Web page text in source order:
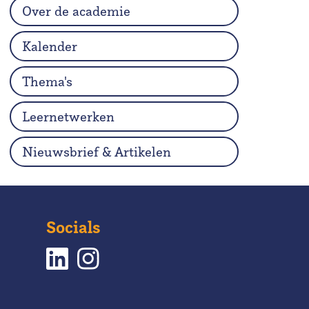
Over de academie
Kalender
Thema's
Leernetwerken
Nieuwsbrief & Artikelen
Socials